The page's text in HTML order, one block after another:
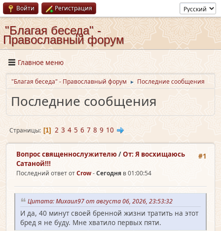
Войти Регистрация
"Благая беседа" -
Православный форум
Главное меню
"Благая беседа" - Православный форум ► Последние сообщения
Последние сообщения
Страницы 1 2 3 4 5 6 7 8 9 10
#1
Вопрос священно­служителю /От: Я восхищаюсь
Сатаной!!!
Последний ответ отCrow-Сегодня в 01:00:54
Цитата: Михаил97 от августа 06, 2026, 23:53:32
И да, 40 минут своей бренной жизни тратить на этот
бред я не буду. Мне хватило первых пяти.